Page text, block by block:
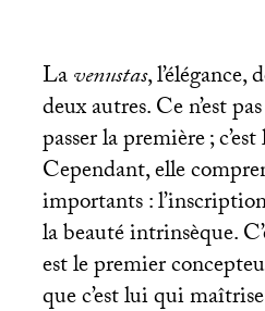
Lavenustas,
deux autres. Ce n’est
passer la première; c’est
Cependant, elle
importants :
la beauté intrinsèque.
est le premier
que c’est lui qui